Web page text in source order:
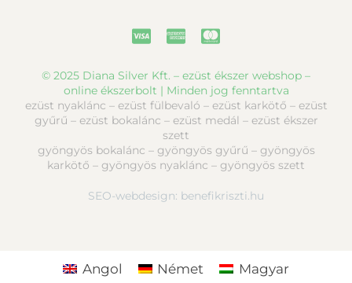
© 2025 Diana Silver Kft. – ezüst ékszer webshop –
online ékszerbolt | Minden jog fenntartva
ezüst nyaklánc – ezüst fülbevaló – ezüst karkötő – ezüst
gyűrű – ezüst bokalánc – ezüst medál – ezüst ékszer
szett
gyöngyös bokalánc – gyöngyös gyűrű – gyöngyös
karkötő – gyöngyös nyaklánc – gyöngyös szett
SEO-webdesign: benefikriszti.hu
Angol Német Magyar